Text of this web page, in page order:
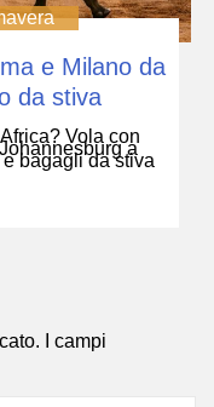
e Milano da
da stiva
Vola con
a
bagagli da stiva
I campi